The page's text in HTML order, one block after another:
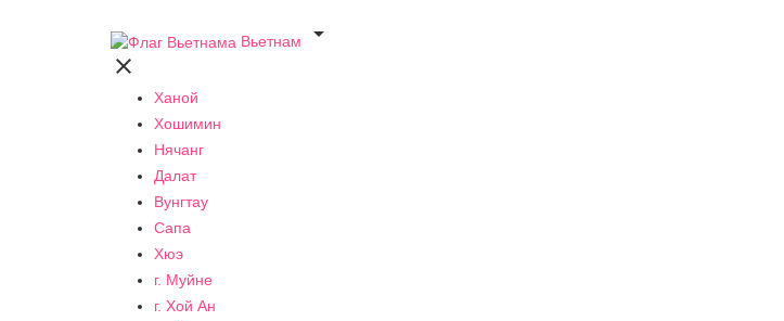
Вьетнам


Ханой
Хошимин
Нячанг
Далат
Вунгтау
Сапа
Хюэ
г. Муйне
г. Хой Ан